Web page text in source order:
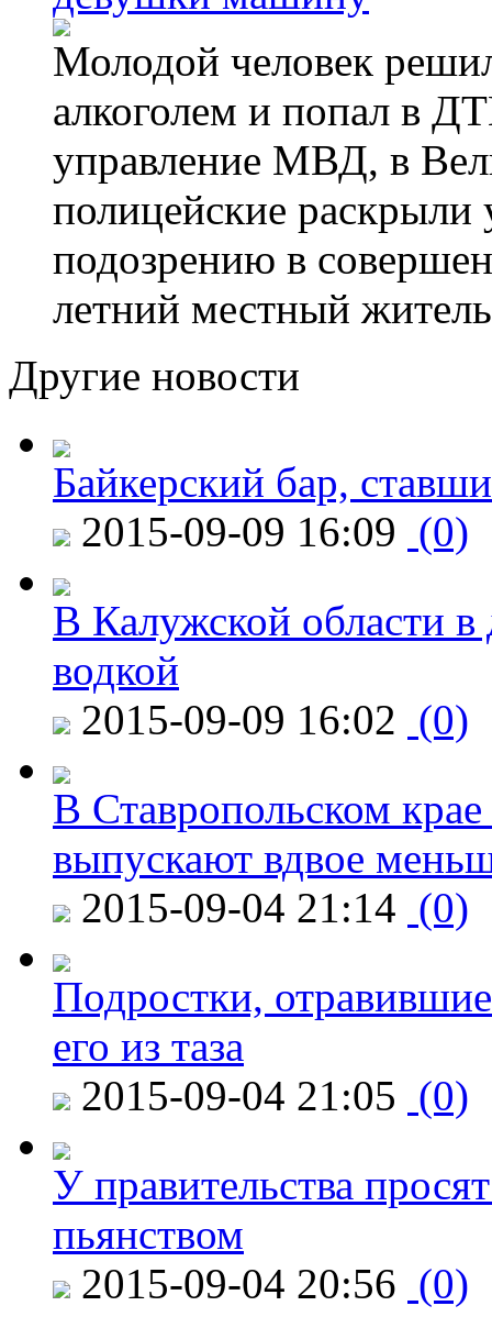
Молодой человек
алкоголем и попал в
управление МВД, в
полицейские
подозрению в
летний местный
Другие новости
Байкерский бар,
2015-09-09 16:09 (0)
В Калужской области в
водкой
2015-09-09 16:02 (0)
В Ставропольском
выпускают вдвое
2015-09-04 21:14 (0)
Подростки,
его из таза
2015-09-04 21:05 (0)
У правительства
пьянством
2015-09-04 20:56 (0)